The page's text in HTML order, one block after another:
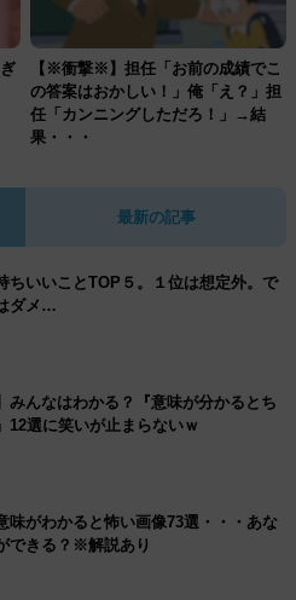
【※衝撃※】担任「お前の成績でこ
の答案はおかしい！」俺「え？」担
任「カンニングしただろ！」→結
果・・・
最新の記事
ちいいことTOP５。１位は想定外。で
ダメ…
みんなはわかる？『意味が分かるとち
12選に笑いが止まらないｗ
味がわかると怖い画像73選・・・あな
できる？※解説あり